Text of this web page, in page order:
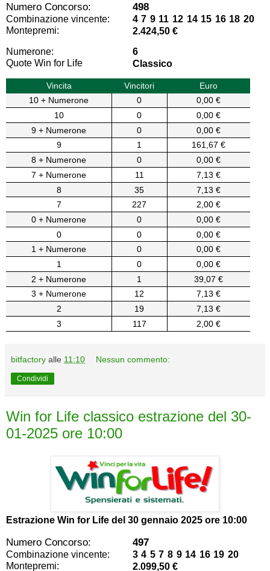
Numero Concorso: 498
Combinazione vincente:
4 7 9 11 12 14 15 16 18 20
Montepremi:
2.424,50 €
Numerone:
6
Quote Win for Life
Classico
Vincita Vincitori
Euro
10 + Numerone
0
0,00 €
10
0
0,00 €
9 + Numerone
0
0,00 €
9
1
161,67 €
8 + Numerone
0
0,00 €
7 + Numerone
11
7,13 €
8
35
7,13 €
7
227
2,00 €
0 + Numerone
0
0,00 €
0
0
0,00 €
1 + Numerone
0
0,00 €
1
0
0,00 €
2 + Numerone
1
39,07 €
3 + Numerone
12
7,13 €
2
19
7,13 €
3
117 2,00 €
bitfactory alle 11:10 Nessun commento:
Condividi
Win for Life classico estrazione del 30-
01-2025 ore 10:00
Estrazione Win for Life del 30 gennaio 2025 ore 10:00
Numero Concorso: 497
Combinazione vincente:
3 4 5 7 8 9 14 16 19 20
Montepremi:
2.099,50 €